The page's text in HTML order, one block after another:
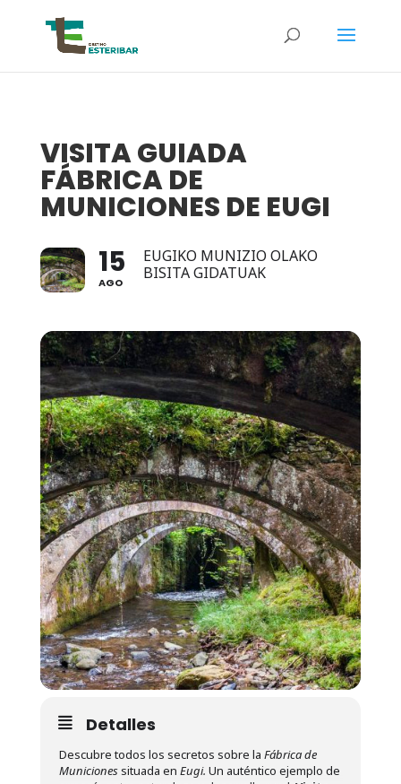
VISITA GUIADA
FÁBRICA DE
MUNICIONES DE EUGI
15
AGO
EUGIKO MUNIZIO OLAKO
BISITA GIDATUAK
Detalles
Descubre todos los secretos sobre la Fábrica de
Municionessituada en Eugi. Un auténtico ejemplo de